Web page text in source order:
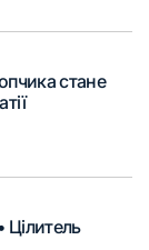
стане